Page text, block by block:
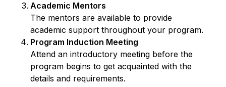
Academic Mentors
The mentors are available to provide
academic support throughout your program.
Program Induction Meeting
Attend an introductory meeting before the
program begins to get acquainted with the
details and requirements.